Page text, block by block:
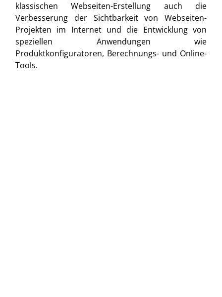
klassischen Webseiten-Erstellung auch die
Verbesserung der Sichtbarkeit von Webseiten-
Projekten im Internet und die Entwicklung von
speziellen Anwendungen wie
Produktkonfiguratoren, Berechnungs- und Online-
Tools.